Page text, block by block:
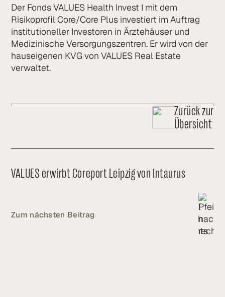
Der Fonds VALUES Health Invest I mit dem
Risikoprofil Core/Core Plus investiert im Auftrag
institutioneller Investoren in Ärztehäuser und
Medizinische Versor­gungszentren. Er wird von der
hauseigenen KVG von VALUES Real Estate
verwaltet.
Zurück zur
Übersicht
VALUES erwirbt Coreport Leipzig von Intaurus
Zum nächsten Beitrag